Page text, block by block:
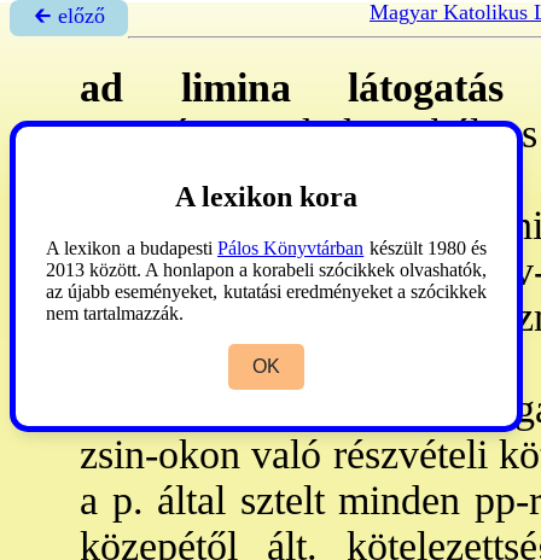
🡰 előző Magyar Katolikus
ad limina látogatás
megyéspüspökök
az apostolok
Rómában. Be kell
és az illetékes sztszéki
eredete bizonytalan.
zarándoklatok, a
juknál tett
zsin-okon való részvételi
a p. által sztelt minden
közepétől ált.
A lexikon kora
A lexikon a budapesti Pálos Könyvtárban készült 1980 és
2013 között. A honlapon a korabeli szócikkek olvashatók,
az újabb eseményeket, kutatási eredményeket a szócikkek
nem tartalmazzák.
OK